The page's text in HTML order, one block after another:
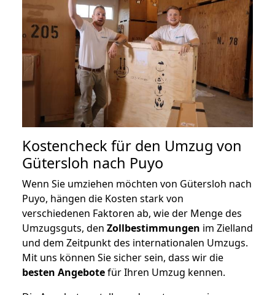
Kostencheck für den Umzug von
Gütersloh nach Puyo
Wenn Sie umziehen möchten von Gütersloh nach
Puyo, hängen die Kosten stark von
verschiedenen Faktoren ab, wie der Menge des
Umzugsguts, den Zollbestimmungen im Zielland
und dem Zeitpunkt des internationalen Umzugs.
Mit uns können Sie sicher sein, dass wir die
besten Angebotefür Ihren Umzug kennen.